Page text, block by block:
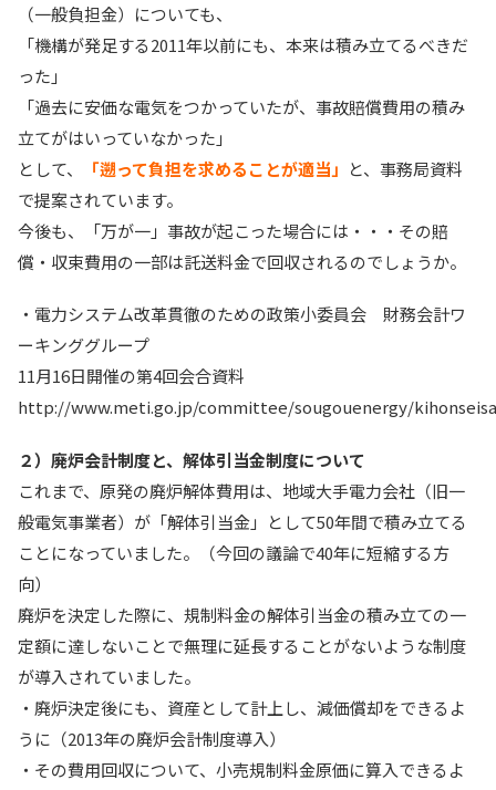
（一般負担金）についても、
「機構が発足する2011年以前にも、本来は積み立てるべきだ
った」
「過去に安価な電気をつかっていたが、事故賠償費用の積み
立てがはいっていなかった」
として、
「遡って負担を求めることが適当」 と、事務局資料
で提案されています。
今後も、「万が一」事故が起こった場合には・・・その賠
償・収束費用の一部は託送料金で回収されるのでしょうか。
・電力システム改革貫徹のための政策小委員会 財務会計ワ
ーキンググループ
11月16日開催の第4回会合資料
http://www.meti.go.jp/committee/sougouenergy/
２）廃炉会計制度と、解体引当金制度について
これまで、原発の廃炉解体費用は、地域大手電力会社（旧一
般電気事業者）が「解体引当金」として50年間で積み立てる
ことになっていました。（今回の議論で40年に短縮する方
向）
廃炉を決定した際に、規制料金の解体引当金の積み立ての一
定額に達しないことで無理に延長することがないような制度
が導入されていました。
・廃炉決定後にも、資産として計上し、減価償却をできるよ
うに（2013年の廃炉会計制度導入）
・その費用回収について、小売規制料金原価に算入できるよ